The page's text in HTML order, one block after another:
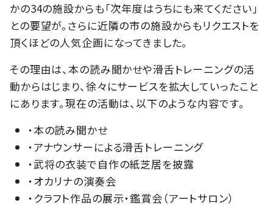
かの34の施設からも「次年度はうちにも来てください」
との要望が。さらに近隣の市の施設からもリクエストを
頂くほどの人気企画になってきました。
その理由は、本の読み聞かせや滑舌トレーニングの活
動からはじまり、徐々にサービスを拡大していったこと
にあります。現在の活動は、以下のような内容です。
・本の読み聞かせ
・アナウンサーによる滑舌トレーニング
・武将の衣装で自作の紙芝居を披露
・オカリナの演奏会
・クラフト作品の展示・鑑賞会（アートサロン）